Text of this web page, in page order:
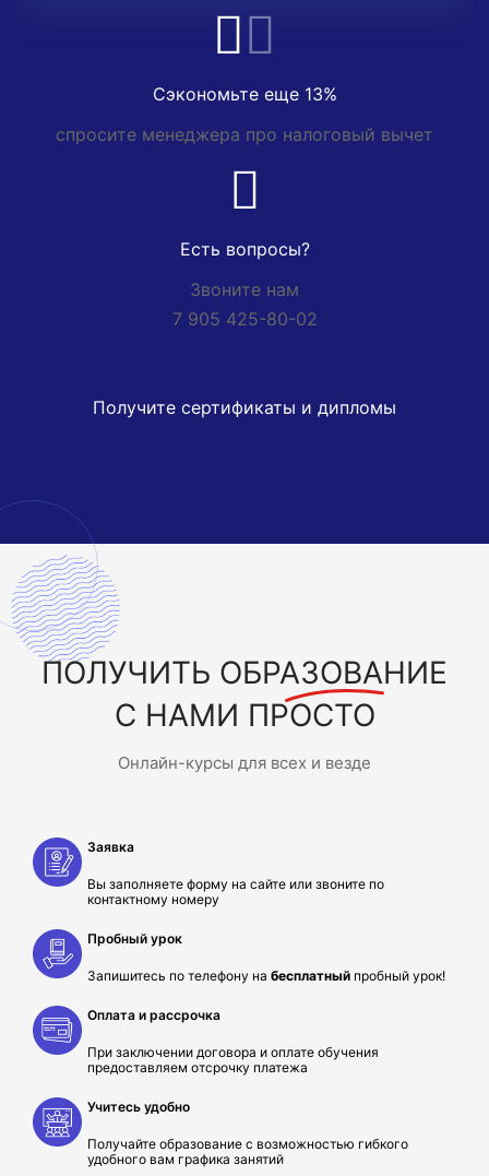
Сэкономьте еще 13%
спросите менеджера про налоговый вычет
Есть вопросы?
Звоните нам
7 905 425-80-02
Получите сертификаты и дипломы
ПОЛУЧИТЬ ОБРАЗОВАНИЕ
С НАМИ ПРОСТО
Онлайн-курсы для всех и везде
Заявка
Вы заполняете форму на сайте или звоните по
контактному номеру
Пробный урок
Запишитесь по телефону на бесплатный пробный урок!
Оплата и рассрочка
При заключении договора и оплате обучения
предоставляем отсрочку платежа
Учитесь удобно
Получайте образование с возможностью гибкого
удобного вам графика занятий